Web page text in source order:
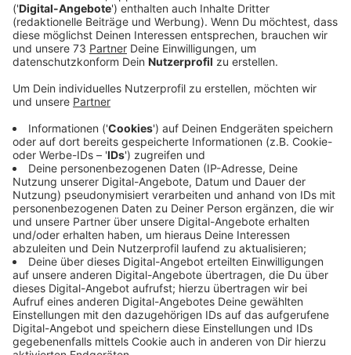
Betriebe aus dem Kreis Borken.
Veröffentlicht:Dienstag, 05.12.2023 16:32
Anzeige
Glückwunsch an die Firma Bear- Maschines
und an die Bäckerei Verweyen
Anzeige
Sie erhalten jeweils 10.000 Euro Preisgeld. Bear-
Machines aus Heek hat eine halbautomatische
Maschine entwickelt, die das Nachschneiden von
Fahrzeugreifen schneller und einfacher macht.
Dadurch steigt die Lebensdauer der Reifen und der
Kraftstoffverbrauch sinkt. Die Bäckerei Verweyen